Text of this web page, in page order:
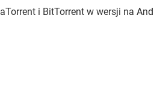
aTorrent i BitTorrent w wersji na